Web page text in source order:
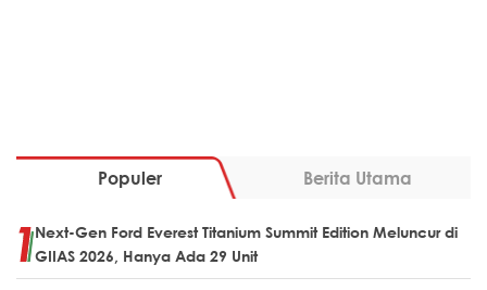
Populer Berita Utama
Next-Gen Ford Everest Titanium Summit Edition Meluncur di
GIIAS 2026, Hanya Ada 29 Unit